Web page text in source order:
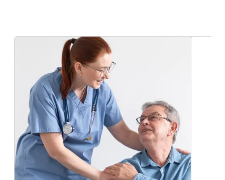
Ambulância particular em Guarulhos